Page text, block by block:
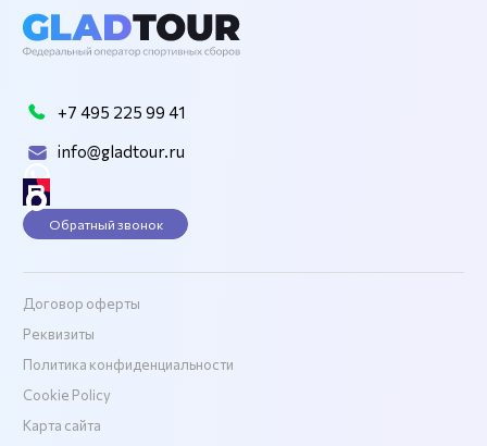
+7 495 225 99 41
info@gladtour.ru
Обратный звонок
Договор оферты
Реквизиты
Политика конфиденциальности
Cookie Policy
Карта сайта